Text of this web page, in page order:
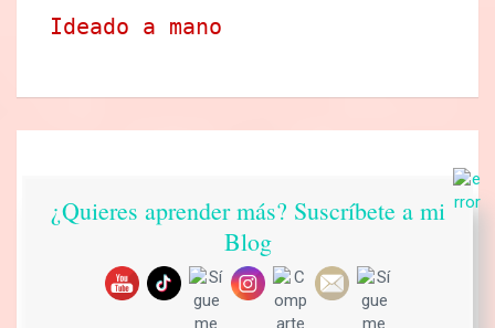
Ideado a mano
¿Quieres aprender más? Suscríbete a mi
Blog